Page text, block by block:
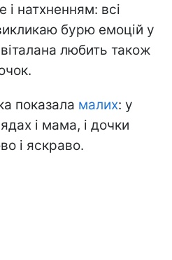
і натхненням: всі
бурю емоцій у
любить також
показала малих: у
і мама, і дочки
і яскраво.